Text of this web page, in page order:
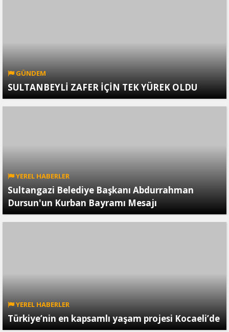
GÜNDEM
SULTANBEYLİ ZAFER İÇİN TEK YÜREK OLDU
YEREL HABERLER
Sultangazi Belediye Başkanı Abdurrahman
Dursun'un Kurban Bayramı Mesajı
YEREL HABERLER
Türkiye’nin en kapsamlı yaşam projesi Kocaeli’de